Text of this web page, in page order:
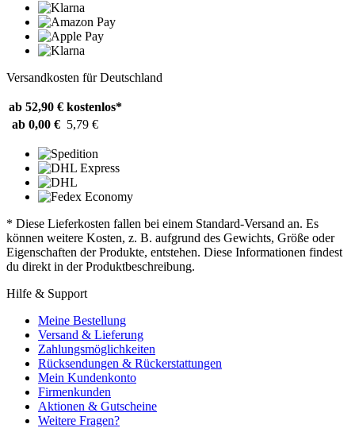
Versandkosten für Deutschland
ab 52,90 € kostenlos*
ab 0,00 € 5,79 €
* Diese Lieferkosten fallen bei einem Standard-Versand an. Es
können weitere Kosten, z. B. aufgrund des Gewichts, Größe oder
Eigenschaften der Produkte, entstehen. Diese Informationen findest
du direkt in der Produktbeschreibung.
Hilfe & Support
Meine Bestellung
Versand & Lieferung
Zahlungsmöglichkeiten
Rücksendungen & Rückerstattungen
Mein Kundenkonto
Firmenkunden
Aktionen & Gutscheine
Weitere Fragen?